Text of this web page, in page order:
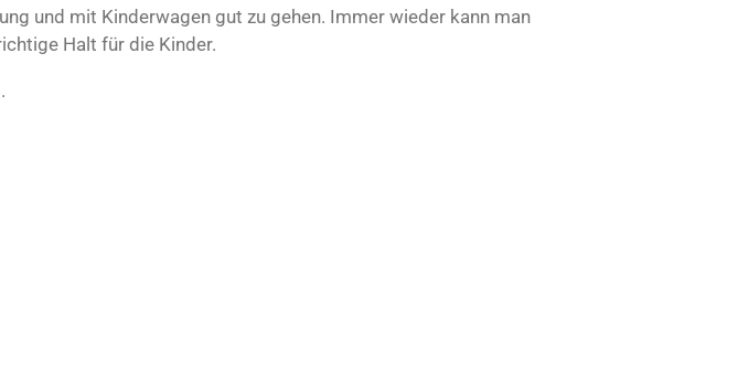
und mit Kinderwagen gut zu gehen. Immer wieder kann man
Halt für die Kinder.